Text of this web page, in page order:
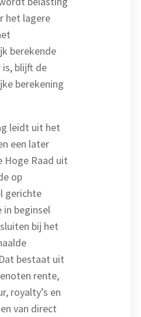
het lagere
berekende
blijft de
berekening
leidt uit het
een later
Hoge Raad uit
op
gerichte
in beginsel
bij het
bestaat uit
rente,
royalty’s en
van direct